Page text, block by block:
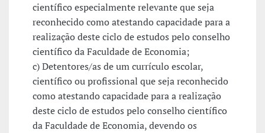
científico especialmente relevante que seja
reconhecido como atestando capacidade para a
realização deste ciclo de estudos pelo conselho
científico da Faculdade de Economia;
c) Detentores/as de um currículo escolar,
científico ou profissional que seja reconhecido
como atestando capacidade para a realização
deste ciclo de estudos pelo conselho científico
da Faculdade de Economia, devendo os